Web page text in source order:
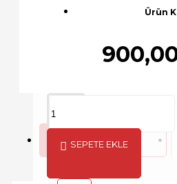
Ürün
SEPETE EKLE
Açıklama